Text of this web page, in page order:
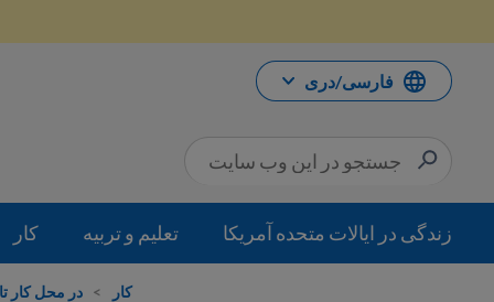
فارسی/دری
زندگی در ایالات متحده آمریکا تعلیم و تربیه کار
کار > در محل کار